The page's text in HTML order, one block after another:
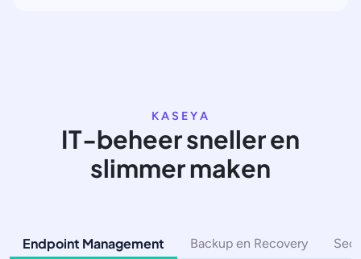
KASEYA
IT-beheer sneller en
slimmer maken
Endpoint Management Backup en Recovery